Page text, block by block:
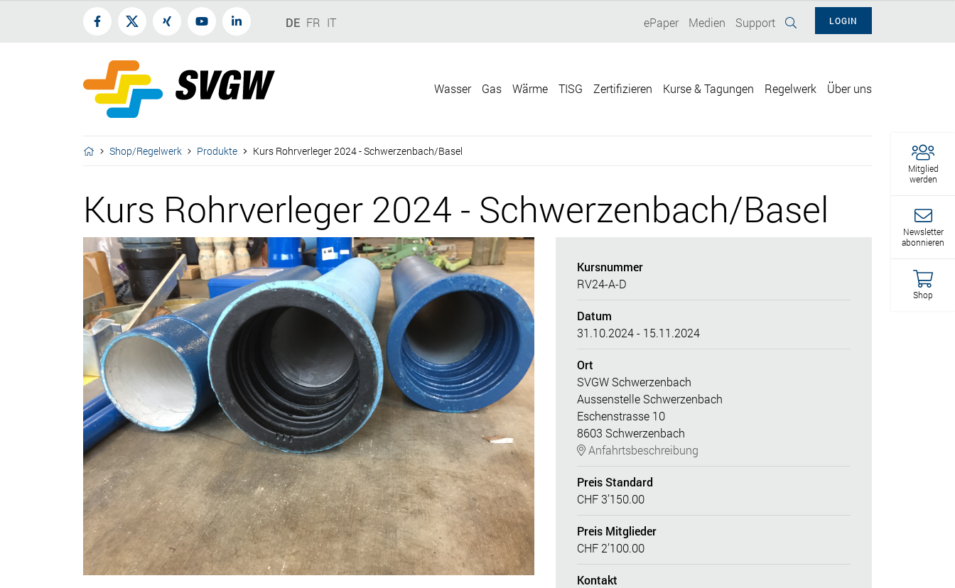
Mitglied
werden
Newsletter
abonnieren
Shop
DE FR IT LOGIN
ePaper Medien Support
Wasser Gas Wärme TISG Zertifizieren Kurse & Tagungen Regelwerk Über uns
Shop/Regelwerk Produkte Kurs Rohrverleger 2024 - Schwerzenbach/Basel
Kurs Rohrverleger 2024 - Schwerzenbach/Basel
Kursnummer
RV24-A-D
Datum
31.10.2024 - 15.11.2024
Ort
SVGW Schwerzenbach
Aussenstelle Schwerzenbach
Eschenstrasse 10
8603 Schwerzenbach
Anfahrtsbeschreibung
Preis Standard
CHF 3’150.00
Preis Mitglieder
CHF 2’100.00
Kontakt